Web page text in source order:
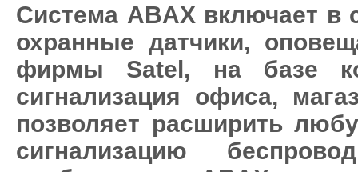
Система ABAX включает в
охранные датчики,
фирмы Satel, на базе
сигнализация офиса,
позволяет расширить
сигнализацию